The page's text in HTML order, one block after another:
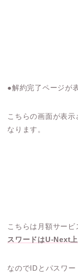
●解約完了ページが
こちらの画面が表
なります。
こちらは月額サー
スワードはU-Next
なのでIDとパスワ